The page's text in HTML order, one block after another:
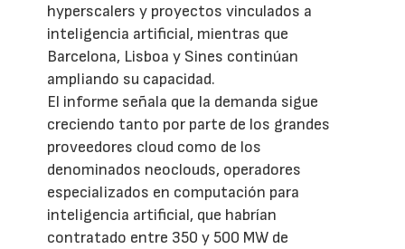
hyperscalers y proyectos vinculados a
inteligencia artificial, mientras que
Barcelona, Lisboa y Sines continúan
ampliando su capacidad.
El informe señala que la demanda sigue
creciendo tanto por parte de los grandes
proveedores cloud como de los
denominados neoclouds, operadores
especializados en computación para
inteligencia artificial, que habrían
contratado entre 350 y 500 MW de